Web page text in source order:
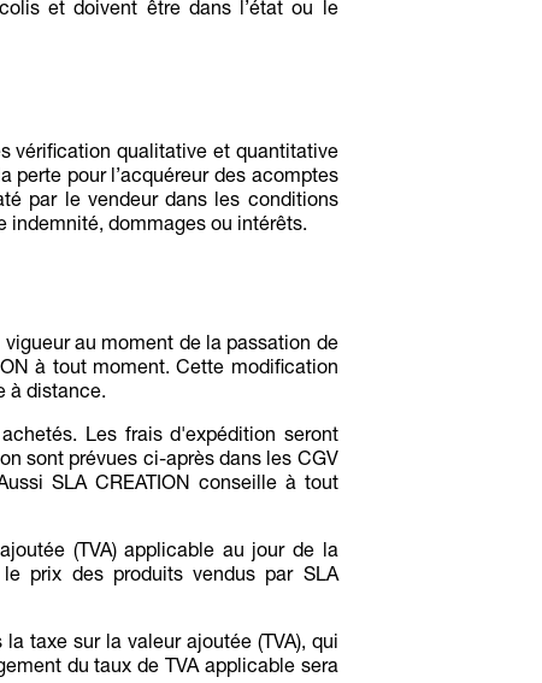
et doivent être dans l’état ou le
vérification qualitative et quantitative
perte pour l’acquéreur des acomptes
par le vendeur dans les conditions
indemnité, dommages ou intérêts.
au moment de la passation de
à tout moment. Cette modification
à distance.
Les frais d'expédition seront
sont prévues ci-après dans les CGV
SLA CREATION conseille à tout
(TVA) applicable au jour de la
prix des produits vendus par SLA
taxe sur la valeur ajoutée (TVA), qui
du taux de TVA applicable sera